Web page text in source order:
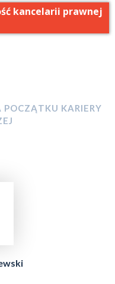
kancelarii prawnej
POCZĄTKU KARIERY